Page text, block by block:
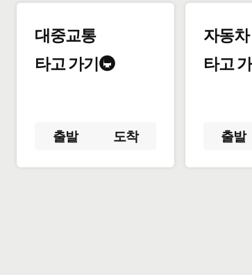
대중교통
타고 가기🚇
출발 도착
자동차
타고
출발